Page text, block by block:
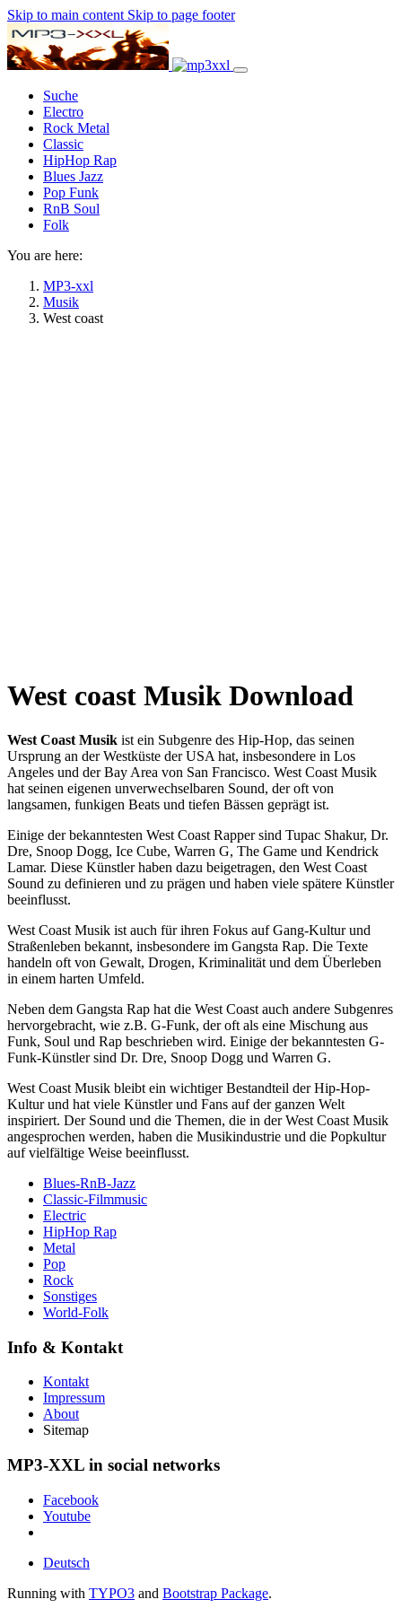
Skip to main content Skip to page footer
Suche
Electro
Rock Metal
Classic
HipHop Rap
Blues Jazz
Pop Funk
RnB Soul
Folk
You are here:
MP3-xxl
Musik
West coast
West coast Musik Download
West Coast Musik ist ein Subgenre des Hip-Hop, das seinen
Ursprung an der Westküste der USA hat, insbesondere in Los
Angeles und der Bay Area von San Francisco. West Coast Musik
hat seinen eigenen unverwechselbaren Sound, der oft von
langsamen, funkigen Beats und tiefen Bässen geprägt ist.
Einige der bekanntesten West Coast Rapper sind Tupac Shakur, Dr.
Dre, Snoop Dogg, Ice Cube, Warren G, The Game und Kendrick
Lamar. Diese Künstler haben dazu beigetragen, den West Coast
Sound zu definieren und zu prägen und haben viele spätere Künstler
beeinflusst.
West Coast Musik ist auch für ihren Fokus auf Gang-Kultur und
Straßenleben bekannt, insbesondere im Gangsta Rap. Die Texte
handeln oft von Gewalt, Drogen, Kriminalität und dem Überleben
in einem harten Umfeld.
Neben dem Gangsta Rap hat die West Coast auch andere Subgenres
hervorgebracht, wie z.B. G-Funk, der oft als eine Mischung aus
Funk, Soul und Rap beschrieben wird. Einige der bekanntesten G-
Funk-Künstler sind Dr. Dre, Snoop Dogg und Warren G.
West Coast Musik bleibt ein wichtiger Bestandteil der Hip-Hop-
Kultur und hat viele Künstler und Fans auf der ganzen Welt
inspiriert. Der Sound und die Themen, die in der West Coast Musik
angesprochen werden, haben die Musikindustrie und die Popkultur
auf vielfältige Weise beeinflusst.
Blues-RnB-Jazz
Classic-Filmmusic
Electric
HipHop Rap
Metal
Pop
Rock
Sonstiges
World-Folk
Info & Kontakt
Kontakt
Impressum
About
Sitemap
MP3-XXL in social networks
Facebook
Youtube
Deutsch
Running with TYPO3 and Bootstrap Package.